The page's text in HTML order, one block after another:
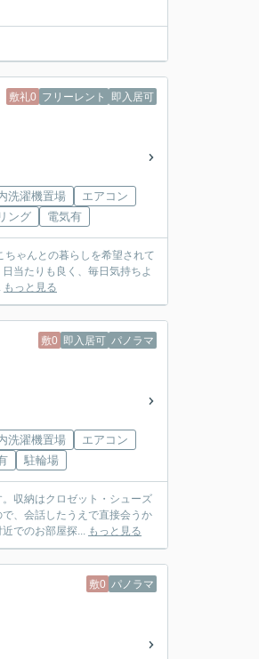
敷礼0 フリーレント 即入居可
洗濯機置場
エアコン
ング 電気有
ちゃんとの暮らしを希望されて
もっと見る
敷0 即入居可 パノラマ
洗濯機置場
エアコン
駐輪場
収納はクロゼット・シューズ
、会話したうえで直接会うか
でのお部屋探... もっと見る
敷0 パノラマ